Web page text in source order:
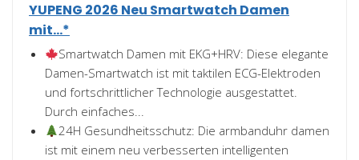
YUPENG 2026 Neu Smartwatch Damen
mit...*
Smartwatch Damen mit EKG+HRV: Diese elegante
Damen-Smartwatch ist mit taktilen ECG-Elektroden
und fortschrittlicher Technologie ausgestattet.
Durch einfaches...
24H Gesundheitsschutz: Die armbanduhr damen
ist mit einem neu verbesserten intelligenten